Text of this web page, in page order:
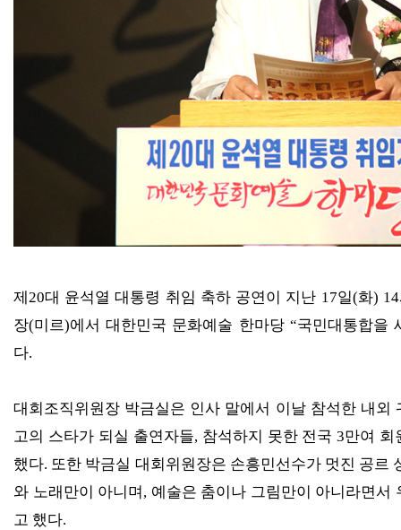
제 20대 윤석열 대통령 취임 축하 공연이 지난 17일(화) 14
장(미르)에서 대한민국 문화예술 한마당 “국민대통합을
다.
대회조직위원장 박금실은 인사 말에서 이날 참석한 내
고의 스타가 되실 출연자들, 참석하지 못한 전국3만여 회
했다. 또한 박금실 대회위원장은 손흥민선수가 멋진 공르
와 노래만이 아니며 , 예술은 춤이나 그림만이 아니라면서
고 했다.